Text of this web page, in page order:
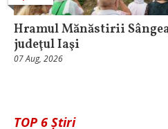
Hramul Mănăstirii
judeţul Iaşi
07 Aug, 2026
TOP 6 Știri